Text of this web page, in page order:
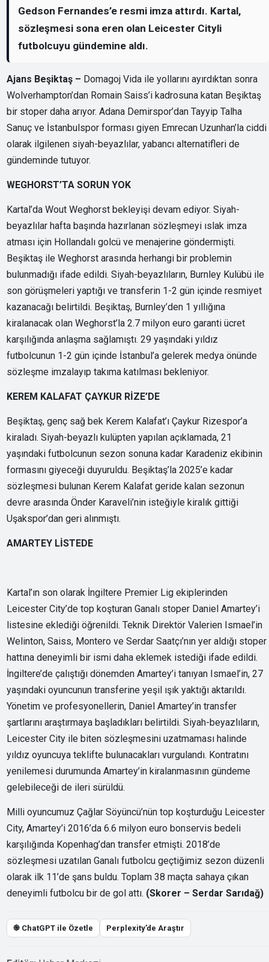
Gedson Fernandes’e resmi imza attırdı. Kartal,
sözleşmesi sona eren olan Leicester Cityli
futbolcuyu gündemine aldı.
Ajans Beşiktaş – Domagoj Vida ile yollarını ayırdıktan sonra
Wolverhampton’dan Romain Saiss’i kadrosuna katan Beşiktaş
bir stoper daha arıyor. Adana Demirspor’dan Tayyip Talha
Sanuç ve İstanbulspor forması giyen Emrecan Uzunhan’la ciddi
olarak ilgilenen siyah-beyazlılar, yabancı alternatifleri de
gündeminde tutuyor.
WEGHORST’TA SORUN YOK
Kartal’da Wout Weghorst bekleyişi devam ediyor. Siyah-
beyazlılar hafta başında hazırlanan sözleşmeyi ıslak imza
atması için Hollandalı golcü ve menajerine göndermişti.
Beşiktaş ile Weghorst arasında herhangi bir problemin
bulunmadığı ifade edildi. Siyah-beyazlıların, Burnley Kulübü ile
son görüşmeleri yaptığı ve transferin 1-2 gün içinde resmiyet
kazanacağı belirtildi. Beşiktaş, Burnley’den 1 yıllığına
kiralanacak olan Weghorst’la 2.7 milyon euro garanti ücret
karşılığında anlaşma sağlamıştı. 29 yaşındaki yıldız
futbolcunun 1-2 gün içinde İstanbul’a gelerek medya önünde
sözleşme imzalayıp takıma katılması bekleniyor.
KEREM KALAFAT ÇAYKUR RİZE’DE
Beşiktaş, genç sağ bek Kerem Kalafat’ı Çaykur Rizespor’a
kiraladı. Siyah-beyazlı kulüpten yapılan açıklamada, 21
yaşındaki futbolcunun sezon sonuna kadar Karadeniz ekibinin
formasını giyeceği duyuruldu. Beşiktaş’la 2025’e kadar
sözleşmesi bulunan Kerem Kalafat geride kalan sezonun
devre arasında Önder Karaveli’nin isteğiyle kiralık gittiği
Uşakspor’dan geri alınmıştı.
AMARTEY LİSTEDE
Kartal’ın son olarak İngiltere Premier Lig ekiplerinden
Leicester City’de top koşturan Ganalı stoper Daniel Amartey’i
listesine eklediği öğrenildi. Teknik Direktör Valerien Ismael’in
Welinton, Saiss, Montero ve Serdar Saatçı’nın yer aldığı stoper
hattına deneyimli bir ismi daha eklemek istediği ifade edildi.
İngiltere’de çalıştığı dönemden Amartey’i tanıyan Ismael’in, 27
yaşındaki oyuncunun transferine yeşil ışık yaktığı aktarıldı.
Yönetim ve profesyonellerin, Daniel Amartey’in transfer
şartlarını araştırmaya başladıkları belirtildi. Siyah-beyazlıların,
Leicester City ile biten sözleşmesini uzatmaması halinde
yıldız oyuncuya teklifte bulunacakları vurgulandı. Kontratını
yenilemesi durumunda Amartey’in kiralanmasının gündeme
gelebileceği de ileri sürüldü.
Milli oyuncumuz Çağlar Söyüncü’nün top koşturduğu Leicester
City, Amartey’i 2016’da 6.6 milyon euro bonservis bedeli
karşılığında Kopenhag’dan transfer etmişti. 2018’de
sözleşmesi uzatılan Ganalı futbolcu geçtiğimiz sezon düzenli
olarak ilk 11’de şans buldu. Toplam 38 maçta sahaya çıkan
deneyimli futbolcu bir de gol attı. (Skorer – Serdar Sarıdağ)
֎ ChatGPT ile Özetle Perplexity’de Araştır